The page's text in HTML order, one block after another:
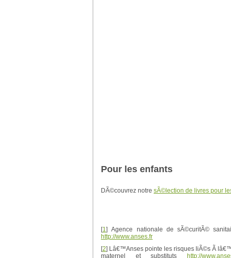
Pour les enfants
DÃ©couvrez notre sÃ©lection de livres pour
[1]Agence nationale de sÃ©curitÃ©
http://www.anses.fr
[2] Lâ€™Anses pointe les risques liÃ©s Ã
maternel et substituts
http://